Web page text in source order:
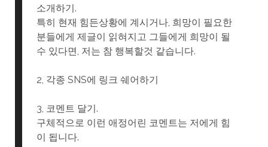
소개하기.
특히 현재 힘든상황에 계시거나, 희망이 필요한
분들에게 제글이 읽혀지고 그들에게 희망이 될
수 있다면, 저는 참 행복할것 같습니다.
2, 각종 SNS에 링크 쉐어하기
3, 코멘트 달기.
구체적으로 이런 애정어린 코멘트는 저에게 힘
이 됩니다.